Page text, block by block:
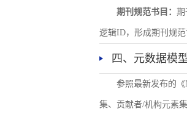
期刊规范书目： 期
逻辑ID，形成期刊规
四、元数据模
参照最新发布的
集、贡献者/机构元素